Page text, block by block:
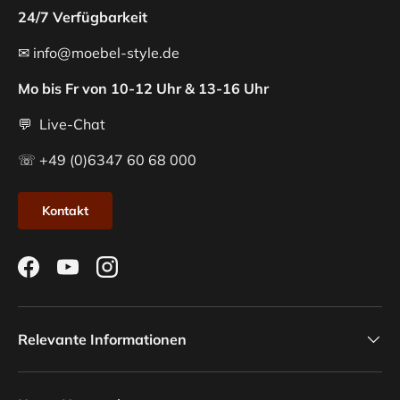
24/7 Verfügbarkeit
✉ info@moebel-style.de
Mo bis Fr von 10-12 Uhr & 13-16 Uhr
💬 Live-Chat
☏ +49 (0)6347 60 68 000
Kontakt
FacebookYouTubeInstagram
Relevante Informationen